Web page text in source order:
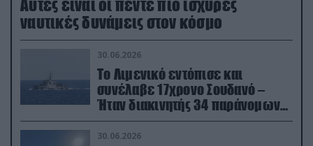
Aυτές είναι οι πέντε πιο ισχυρές
ναυτικές δυνάμεις στον κόσμο
30.06.2026
Το Λιμενικό εντόπισε και
συνέλαβε 17χρονο Σουδανό –
Ήταν διακινητής 34 παράνομων
μεταναστών
30.06.2026